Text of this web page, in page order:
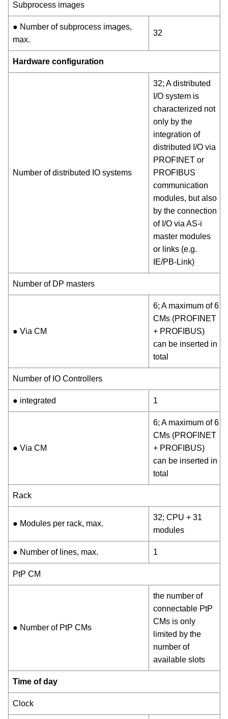
Subprocess images
● Number of subprocess images,
max.
32
Hardware configuration
Number of distributed IO systems
32; A distributed
I/O system is
characterized not
only by the
integration of
distributed I/O via
PROFINET or
PROFIBUS
communication
modules, but also
by the connection
of I/O via AS-i
master modules
or links (e.g.
IE/PB-Link)
Number of DP masters
● Via CM
6; A maximum of 6
CMs (PROFINET
+ PROFIBUS)
can be inserted in
total
Number of IO Controllers
● integrated 1
● Via CM
6; A maximum of 6
CMs (PROFINET
+ PROFIBUS)
can be inserted in
total
Rack
● Modules per rack, max.
32; CPU + 31
modules
● Number of lines, max. 1
PtP CM
● Number of PtP CMs
the number of
connectable PtP
CMs is only
limited by the
number of
available slots
Time of day
Clock